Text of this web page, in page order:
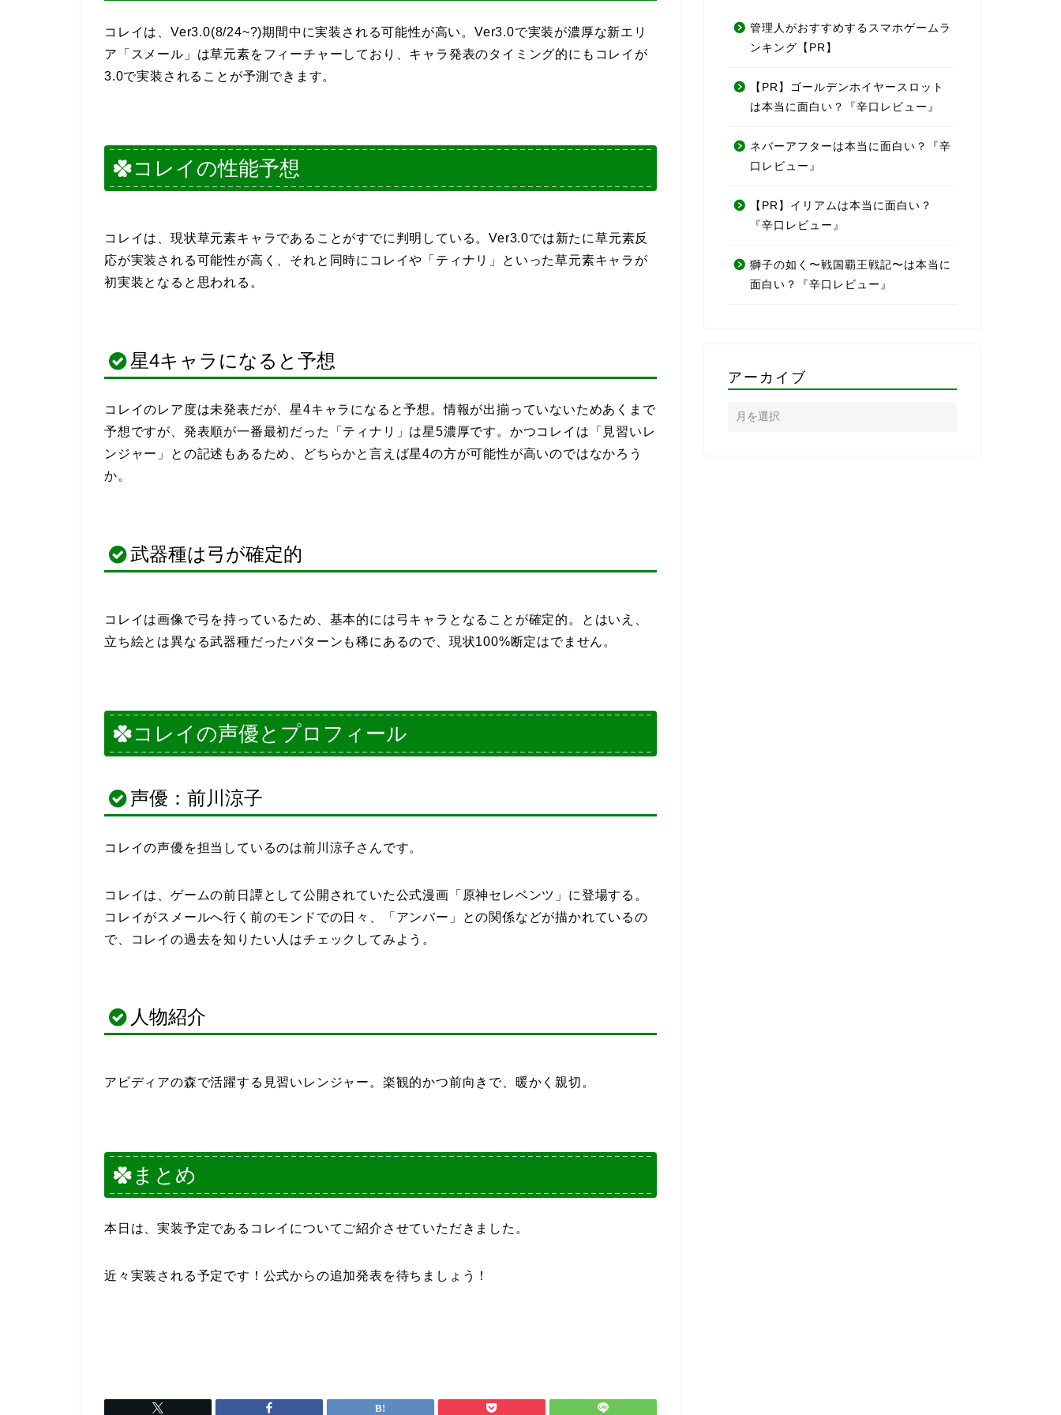
コレイは、Ver3.0(8/24~?)期間中に実装される可能性が高い。Ver3.0で実装が濃厚な新エリ
ア「スメール」は草元素をフィーチャーしており、キャラ発表のタイミング的にもコレイが
3.0で実装されることが予測できます。
コレイの性能予想
コレイは、現状草元素キャラであることがすでに判明している。Ver3.0では新たに草元素反
応が実装される可能性が高く、それと同時にコレイや「ティナリ」といった草元素キャラが
初実装となると思われる。
星4キャラになると予想
コレイのレア度は未発表だが、星4キャラになると予想。情報が出揃っていないためあくまで
予想ですが、発表順が一番最初だった「ティナリ」は星5濃厚です。かつコレイは「見習いレ
ンジャー」との記述もあるため、どちらかと言えば星4の方が可能性が高いのではなかろう
か。
武器種は弓が確定的
コレイは画像で弓を持っているため、基本的には弓キャラとなることが確定的。とはいえ、
立ち絵とは異なる武器種だったパターンも稀にあるので、現状100%断定はでません。
コレイの声優とプロフィール
声優：前川涼子
コレイの声優を担当しているのは前川涼子さんです。
コレイは、ゲームの前日譚として公開されていた公式漫画「原神セレベンツ」に登場する。
コレイがスメールへ行く前のモンドでの日々、「アンバー」との関係などが描かれているの
で、コレイの過去を知りたい人はチェックしてみよう。
人物紹介
アビディアの森で活躍する見習いレンジャー。楽観的かつ前向きで、暖かく親切。
まとめ
本日は、実装予定であるコレイについてご紹介させていただきました。
近々実装される予定です！公式からの追加発表を待ちましょう！
管理人がおすすめするスマホゲームラ
ンキング【PR】
【PR】ゴールデンホイヤースロット
は本当に面白い？『辛口レビュー』
ネバーアフターは本当に面白い？『辛
口レビュー』
【PR】イリアムは本当に面白い？
『辛口レビュー』
獅子の如く〜戦国覇王戦記〜は本当に
面白い？『辛口レビュー』
アーカイブ